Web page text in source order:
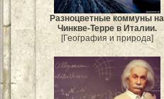
Разноцветные коммуны на
Чинкве-Терре в Италии.
[География и природа]